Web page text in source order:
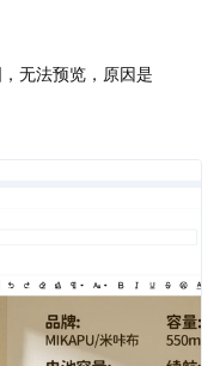
无法预览，原因是